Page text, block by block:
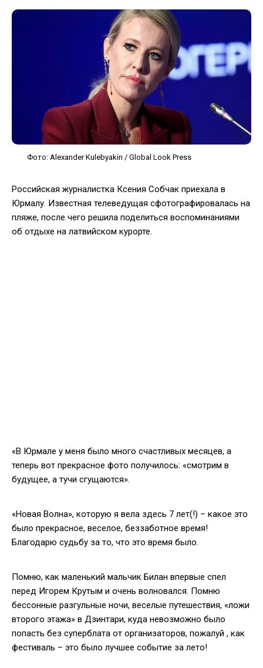
Фото: Alexander Kulebyakin / Global Look Press
Российская журналистка Ксения Собчак приехала в
Юрмалу. Известная телеведущая сфотографировалась на
пляже, после чего решила поделиться воспоминаниями
об отдыхе на латвийском курорте.
«В Юрмале у меня было много счастливых месяцев, а
теперь вот прекрасное фото получилось: «смотрим в
будущее, а тучи сгущаются».
«Новая Волна», которую я вела здесь 7 лет(!) – какое это
было прекрасное, веселое, беззаботное время!
Благодарю судьбу за то, что это время было.
Помню, как маленький мальчик Билан впервые спел
перед Игорем Крутым и очень волновался. Помню
бессонные разгульные ночи, веселые путешествия, «ложи
второго этажа» в Дзинтари, куда невозможно было
попасть без суперблата от организаторов, пожалуй , как
фестиваль – это было лучшее событие за лето!